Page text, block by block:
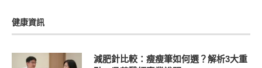
健康資訊
減肥針比較：瘦瘦筆如何選？解析3大重